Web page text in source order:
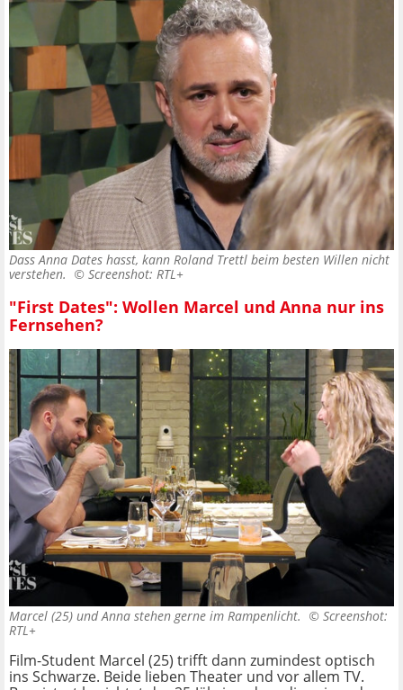
Dass Anna Dates hasst, kann Roland Trettl beim besten Willen nicht
verstehen. © Screenshot: RTL+
"First Dates": Wollen Marcel und Anna nur ins
Fernsehen?
Marcel (25) und Anna stehen gerne im Rampenlicht. © Screenshot:
RTL+
Film-Student Marcel (25) trifft dann zumindest optisch
ins Schwarze. Beide lieben Theater und vor allem TV.